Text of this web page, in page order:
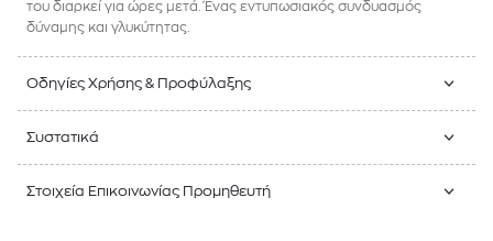
του διαρκεί για ώρες μετά. Ένας εντυπωσιακός συνδυασμός
δύναμης και γλυκύτητας.
Οδηγίες Χρήσης & Προφύλαξης
Συστατικά
Στοιχεία Επικοινωνίας Προμηθευτή